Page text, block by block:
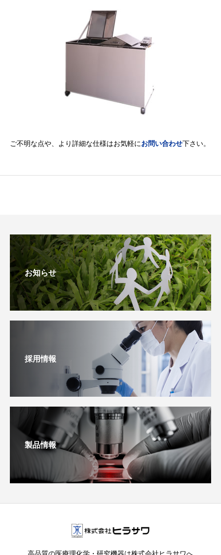
ご不明な点や、より詳細な仕様はお気軽にお問い合わせ下さい。
お知らせ
採用情報
製品情報